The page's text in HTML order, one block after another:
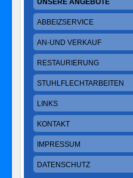
UNSERE ANGEBOTE
ABBEIZSERVICE
AN-UND VERKAUF
RESTAURIERUNG
STUHLFLECHTARBEITEN
LINKS
KONTAKT
IMPRESSUM
DATENSCHUTZ